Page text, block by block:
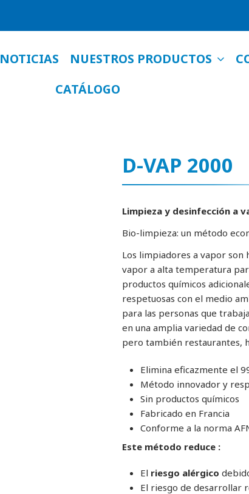
NOTICIAS NUESTROS PRODUCTOS
CATÁLOGO
D-VAP 2000
Limpieza y desinfección a
Bio-limpieza: un método
Los limpiadores a vapor son
vapor a alta temperatura
productos químicos
respetuosas con el medio
para las personas que
en una amplia variedad de
pero también restaurantes,
Elimina eficazmente el
Método innovador y
Sin productos químicos
Fabricado en Francia
Conforme a la norma
Este método reduce :
El riesgo alérgico
El riesgo de desarrollar